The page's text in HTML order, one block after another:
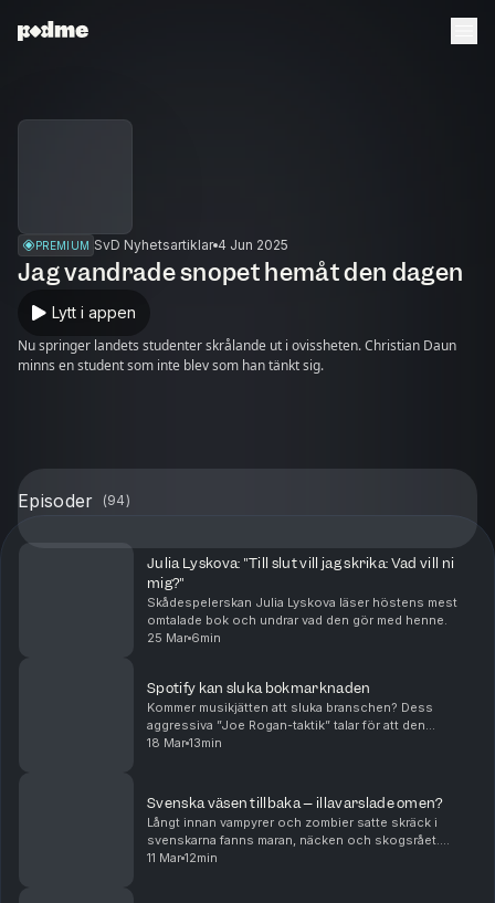
PREMIUM SvD Nyhetsartiklar 4 Jun 2025
Jag vandrade snopet hemåt den dagen
Lytt i appen
Nu springer landets studenter skrålande ut i ovissheten. Christian Daun
minns en student som inte blev som han tänkt sig.
Episoder (94)
Julia Lyskova: "Till slut vill jag skrika: Vad vill ni
mig?"
Skådespelerskan Julia Lyskova läser höstens mest
omtalade bok och undrar vad den gör med henne.
25 Mar 6min
Spotify kan sluka bokmarknaden
Kommer musikjätten att sluka branschen? Dess
aggressiva ”Joe Rogan-taktik” talar för att den
svenska bokmarknaden förändras för all framtid – och
18 Mar 13min
Svenska väsen tillbaka – illavarslade omen?
Långt innan vampyrer och zombier satte skräck i
svenskarna fanns maran, näcken och skogsrået.
Varför syns de inte till under halloweenfirandet? Och
11 Mar 12min